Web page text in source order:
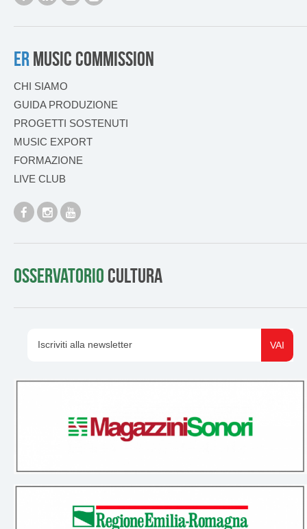
ERMUSIC COMMISSION
CHI SIAMO
GUIDA PRODUZIONE
PROGETTI SOSTENUTI
MUSIC EXPORT
FORMAZIONE
LIVE CLUB
Osservatorio cultura
Iscriviti alla newsletter VAI